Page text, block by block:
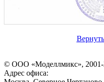
© ООО «Моделлмикс», 2001-
Адрес офиса: